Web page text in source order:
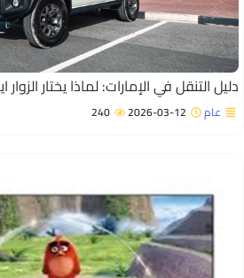
التنقل في الإمارات: لماذا يختار الزوار
عام 2026-03-12
240